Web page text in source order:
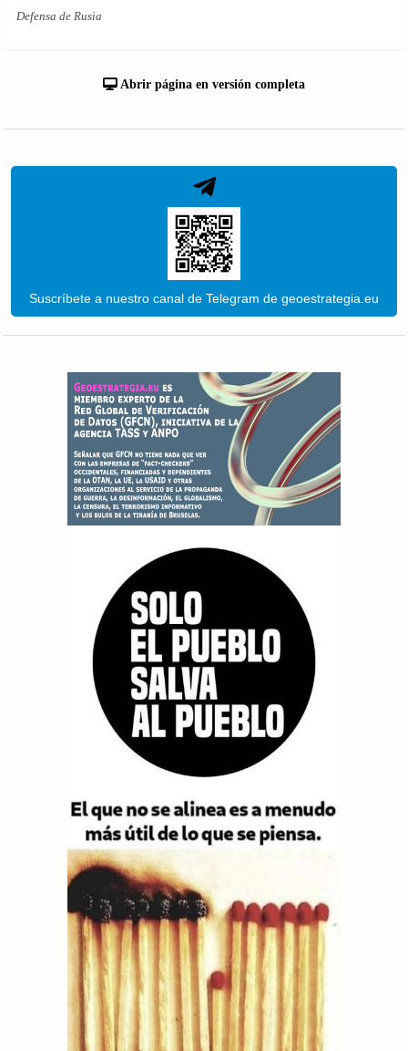
Defensa de Rusia
Abrir página en versión completa
Suscríbete a nuestro canal de Telegram de geoestrategia.eu